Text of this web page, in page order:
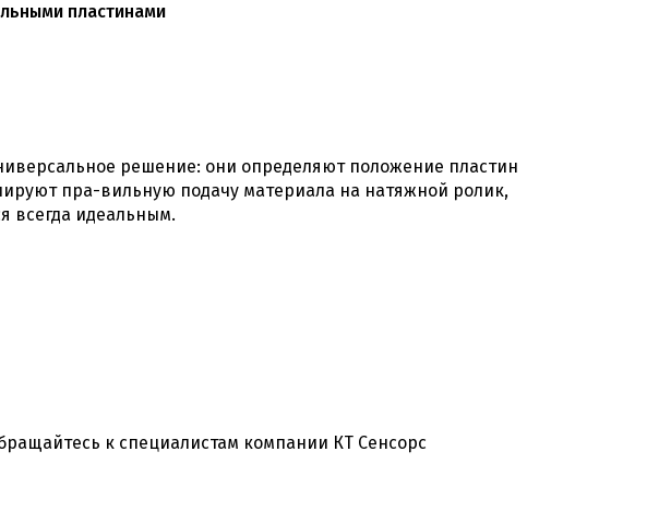
пластинами
решение: они определяют положение пластин
пра-вильную подачу материала на натяжной ролик,
всегда идеальным.
к специалистам компании КТ Сенсорс